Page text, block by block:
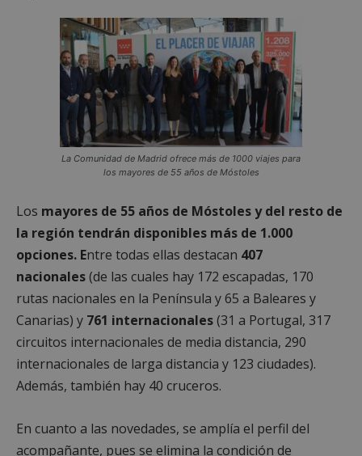
La Comunidad de Madrid ofrece más de 1000 viajes para
los mayores de 55 años de Móstoles
Los mayores de 55 años de Móstoles y del resto de
la región tendrán disponibles más de 1.000
opciones. Entre todas ellas destacan 407
nacionales(de las cuales hay 172 escapadas, 170
rutas nacionales en la Península y 65 a Baleares y
Canarias) y 761 internacionales(31 a Portugal, 317
circuitos internacionales de media distancia, 290
internacionales de larga distancia y 123 ciudades).
Además, también hay 40 cruceros.
En cuanto a las novedades, se amplía el perfil del
acompañante, pues se elimina la condición de